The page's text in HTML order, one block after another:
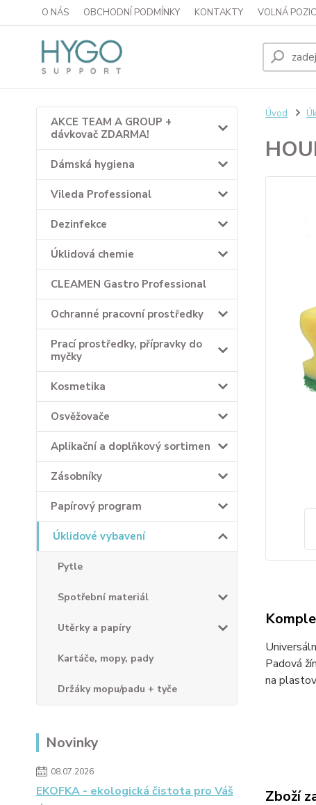
O NÁS OBCHODNÍ PODMÍNKY KONTAKTY VOLNÁ
AKCE TEAM A GROUP +
dávkovač ZDARMA!
Dámská hygiena
Vileda Professional
Dezinfekce
Úklidová chemie
CLEAMEN Gastro Professional
Ochranné pracovní prostředky
Prací prostředky, přípravky do
myčky
Kosmetika
Osvěžovače
Aplikační a doplňkový sortimen
Zásobníky
Papírový program
Úklidové vybavení
Pytle
Spotřební materiál
Utěrky a papíry
Kartáče, mopy, pady
Držáky mopu/padu + tyče
Novinky
08.07.2026
EKOFKA - ekologická čistota pro Váš
Úvod
Padová
na
Zboží